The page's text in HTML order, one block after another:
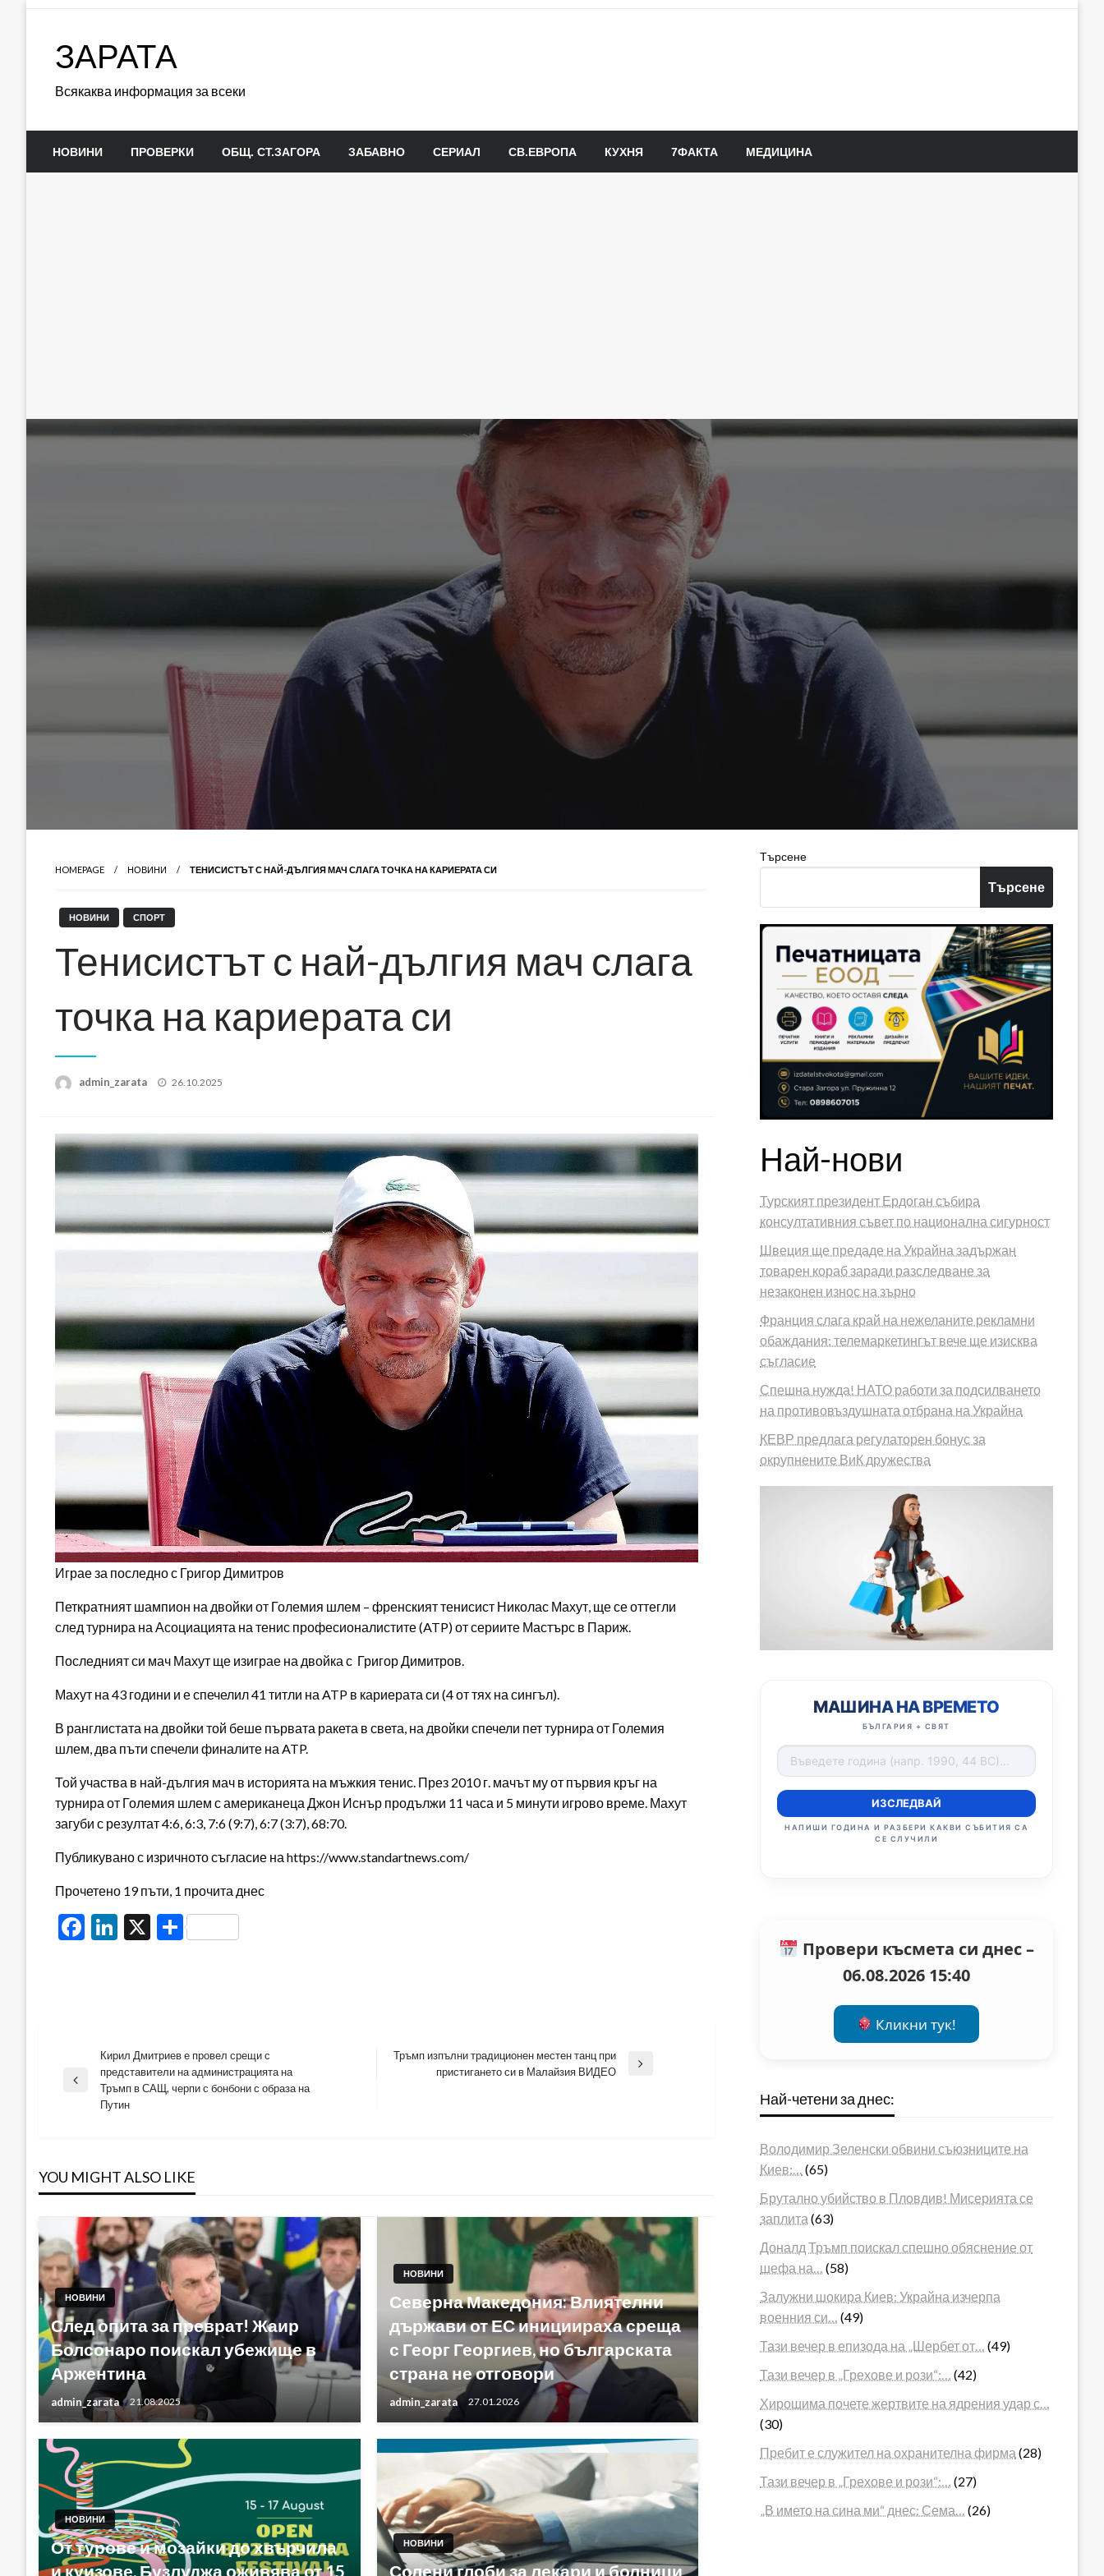
ЗАРАТА
Всякаква информация за всеки
НОВИНИ ПРОВЕРКИ ОБЩ. СТ.ЗАГОРА ЗАБАВНО СЕРИАЛ СВ.ЕВРОПА КУХНЯ 7ФАКТА МЕДИЦИНА
HOMEPAGE НОВИНИ ТЕНИСИСТЪТ С НАЙ-ДЪЛГИЯ МАЧ СЛАГА ТОЧКА НА КАРИЕРАТА СИ
НОВИНИ СПОРТ
Тенисистът с най-дългия мач слага
точка на кариерата си
admin_zarata
Posted
26.10.2025
Играе за последно с Григор Димитров
Петкратният шампион на двойки от Големия шлем – френският тенисист Николас Махут, ще се оттегли
след турнира на Асоциацията на тенис професионалистите (ATP) от сериите Мастърс в Париж.
Последният си мач Махут ще изиграе на двойка с Григор Димитров.
Махут на 43 години и е спечелил 41 титли на ATP в кариерата си (4 от тях на сингъл).
В ранглистата на двойки той беше първата ракета в света, на двойки спечели пет турнира от Големия
шлем, два пъти спечели финалите на ATP.
Той участва в най-дългия мач в историята на мъжкия тенис. През 2010 г. мачът му от първия кръг на
турнира от Големия шлем с американеца Джон Иснър продължи 11 часа и 5 минути игрово време. Махут
загуби с резултат 4:6, 6:3, 7:6 (9:7), 6:7 (3:7), 68:70.
Публикувано с изричното съгласие на https://www.standartnews.com/
Прочетено 19 пъти, 1 прочита днес
Facebook
LinkedIn
X Share
Навигация
Previous
Кирил Дмитриев е провел срещи с
представители на администрацията на
Тръмп в САЩ, черпи с бонбони с образа на
Путин
Тръмп изпълни традиционен местен танц при
пристигането си в Малайзия ВИДЕО
YOU MIGHT ALSO LIKE
НОВИНИ
След опита за преврат! Жаир
Болсонаро поискал убежище в
Аржентина
admin_zarata 21.08.2025
НОВИНИ
Северна Македония: Влиятелни
държави от ЕС инициираха среща
с Георг Георгиев, но българската
страна не отговори
admin_zarata 27.01.2026
НОВИНИ
От турове и мозайки до хвърчила
и куизове, Бузлуджа оживява от 15
НОВИНИ
Солени глоби за лекари и болници
Търсене
Търсене
Най-нови
Турският президент Ердоган събира
консултативния съвет по национална сигурност
Швеция ще предаде на Украйна задържан
товарен кораб заради разследване за
незаконен износ на зърно
Франция слага край на нежеланите рекламни
обаждания: телемаркетингът вече ще изисква
съгласие
Спешна нужда! НАТО работи за подсилването
на противовъздушната отбрана на Украйна
КЕВР предлага регулаторен бонус за
окрупнените ВиК дружества
МАШИНА НА ВРЕМЕТО
БЪЛГАРИЯ + СВЯТ
ИЗСЛЕДВАЙ
НАПИШИ ГОДИНА И РАЗБЕРИ КАКВИ СЪБИТИЯ СА
СЕ СЛУЧИЛИ
Провери късмета си днес –
06.08.2026 15:40
Кликни тук!
Най-четени за днес:
Володимир Зеленски обвини съюзниците на
Киев:…
(65)
Брутално убийство в Пловдив! Мисерията се
заплита (63)
Доналд Тръмп поискал спешно обяснение от
шефа на…
(58)
Залужни шокира Киев: Украйна изчерпа
военния си…
(49)
Тази вечер в епизода на „Шербет от…
(49)
Тази вечер в „Грехове и рози“:…
(42)
Хирошима почете жертвите на ядрения удар с…
(30)
Пребит е служител на охранителна фирма (28)
Тази вечер в „Грехове и рози“:…
(27)
„В името на сина ми“ днес: Сема…
(26)